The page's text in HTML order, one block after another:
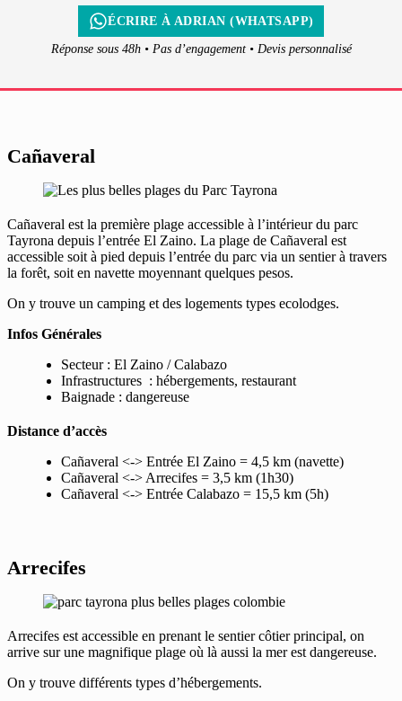
ÉCRIRE À ADRIAN (WHATSAPP)
Réponse sous 48h • Pas d’engagement • Devis personnalisé
Cañaveral
Cañaveral est la première plage accessible à l’intérieur du parc
Tayrona depuis l’entrée El Zaino. La plage de Cañaveral est
accessible soit à pied depuis l’entrée du parc via un sentier à travers
la forêt, soit en navette moyennant quelques pesos.
On y trouve un camping et des logements types ecolodges.
Infos Générales
Secteur : El Zaino / Calabazo
Infrastructures : hébergements, restaurant
Baignade : dangereuse
Distance d’accès
Cañaveral <-> Entrée El Zaino = 4,5 km (navette)
Cañaveral <-> Arrecifes = 3,5 km (1h30)
Cañaveral <-> Entrée Calabazo = 15,5 km (5h)
Arrecifes
Arrecifes est accessible en prenant le sentier côtier principal, on
arrive sur une magnifique plage où là aussi la mer est dangereuse.
On y trouve différents types d’hébergements.